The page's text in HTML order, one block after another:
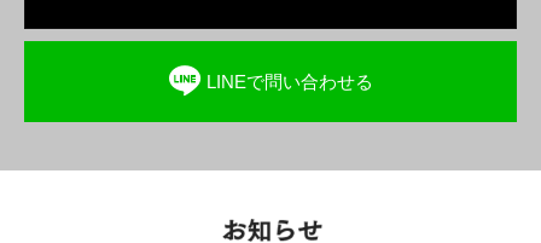
LINEで問い合わせる